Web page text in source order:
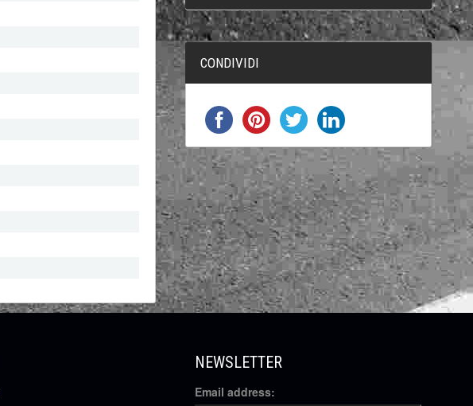
CONDIVIDI
NEWSLETTER
Email address: